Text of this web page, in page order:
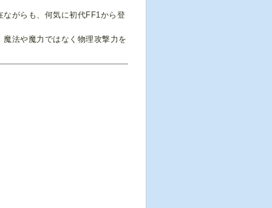
がらも、何気に初代FF1から登
法や魔力ではなく物理攻撃力を